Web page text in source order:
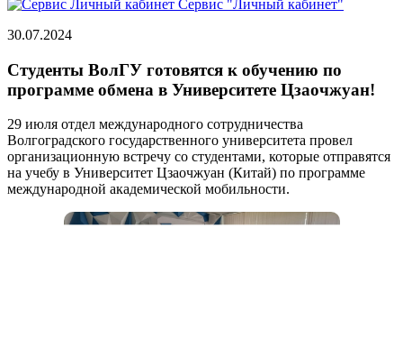
Сервис "Личный кабинет"
30.07.2024
Студенты ВолГУ готовятся к обучению по
программе обмена в Университете Цзаочжуан!
29 июля отдел международного сотрудничества
Волгоградского государственного университета провел
организационную встречу со студентами, которые отправятся
на учебу в Университет Цзаочжуан (Китай) по программе
международной академической мобильности.